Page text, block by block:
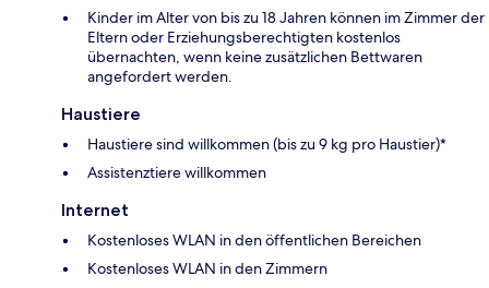
Kinder im Alter von bis zu 18 Jahren können im Zimmer der
Eltern oder Erziehungsberechtigten kostenlos
übernachten, wenn keine zusätzlichen Bettwaren
angefordert werden.
Haustiere
Haustiere sind willkommen (bis zu 9 kg pro Haustier)*
Assistenztiere willkommen
Internet
Kostenloses WLAN in den öffentlichen Bereichen
Kostenloses WLAN in den Zimmern